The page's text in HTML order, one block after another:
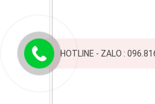
HOTLINE - ZALO :